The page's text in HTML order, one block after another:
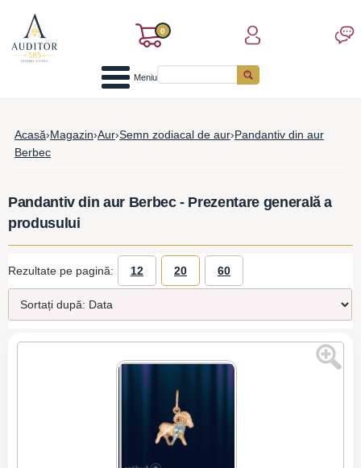
0
Meniu
Acasă›Magazin›Aur›Semn zodiacal de aur›Pandantiv din aur
Berbec
Pandantiv din aur Berbec - Prezentare generală a
produsului
Rezultate pe pagină: 12 20 60